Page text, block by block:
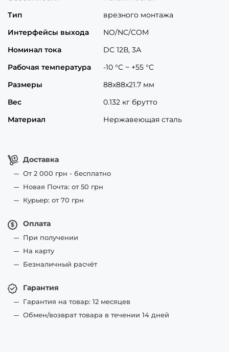
Доставка
От 2 000 грн - бесплатно
Новая Почта: от 50 грн
Курьер: от 70 грн
Оплата
При получении
На карту
Безналичный расчёт
Гарантия
Гарантия на товар: 12 месяцев
Обмен/возврат товара в течении 14 дней
Тип
врезного монтажа
Интерфейсы выхода
NO/NC/COM
Номинал тока
DC 12В, 3А
Рабочая температура
-10 °C ~ +55 °C
Размеры
88х88х21.7 мм
Вес
0.132 кг брутто
Материал
Нержавеющая сталь